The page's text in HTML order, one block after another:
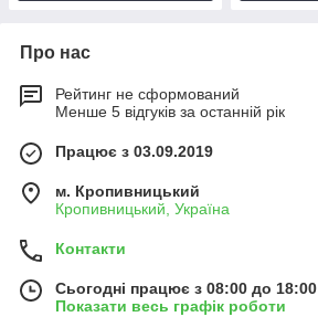
Про нас
Рейтинг не сформований
Менше 5 відгуків за останній рік
Працює з 03.09.2019
м. Кропивницький
Кропивницький, Україна
Контакти
Сьогодні працює з 08:00 до 18:00
Показати весь графік роботи